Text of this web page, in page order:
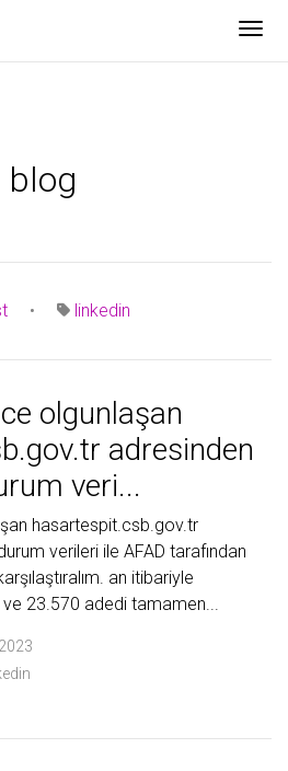
blog
• linkedin
olgunlaşan
adresinden
veri...
hasartespit.csb.gov.tr
verileri ile AFAD tarafından
an itibariyle
ve 23.570 adedi tamamen...